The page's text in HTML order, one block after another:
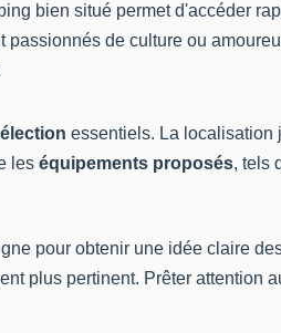
bien situé permet d'accéder
de culture ou
essentiels. La localisation
les équipements proposés, tels
pour obtenir une idée claire
plus pertinent. Prêter attention